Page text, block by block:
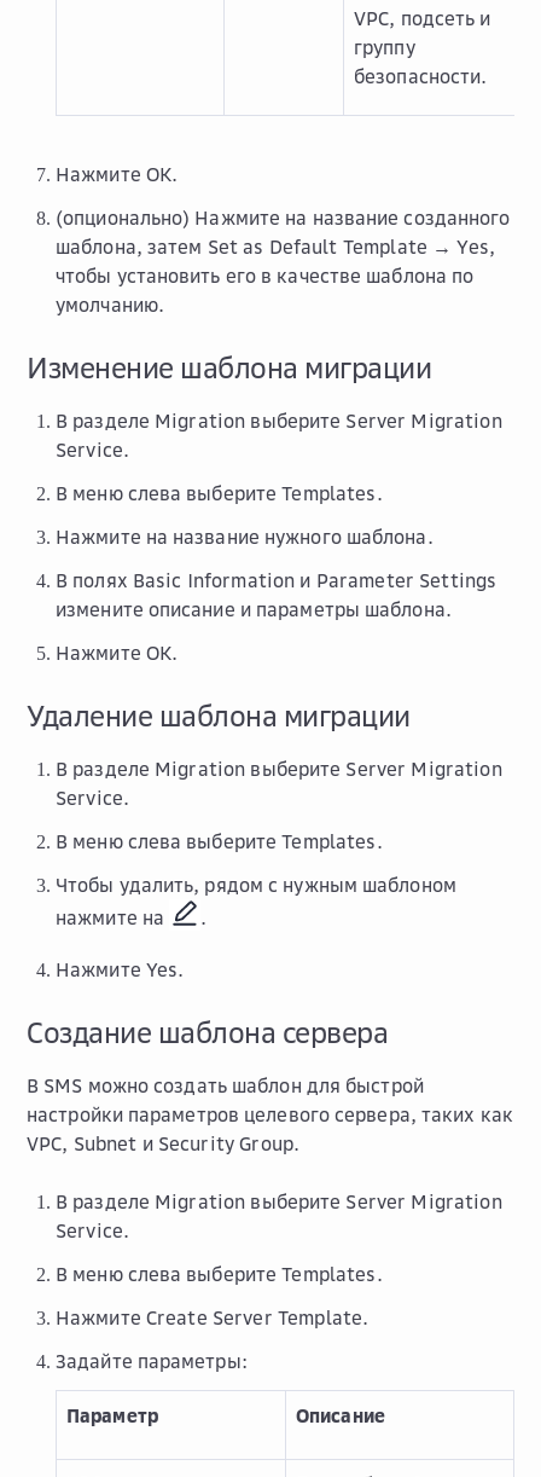
VPC, подсеть и
группу
безопасности.
Нажмите OK.
(опционально) Нажмите на название созданного
шаблона, затем Set as Default Template → Yes,
чтобы установить его в качестве шаблона по
умолчанию.
Изменение шаблона миграции
В разделе Migration выберите Server Migration
Service.
В меню слева выберитеTemplates.
Нажмите на название нужного шаблона.
В полях Basic Information и Parameter Settings
измените описание и параметры шаблона.
Нажмите OK.
Удаление шаблона миграции
В разделе Migration выберите Server Migration
Service.
В меню слева выберитеTemplates.
Чтобы удалить, рядом с нужным шаблоном
нажмите на
.
Нажмите Yes.
Создание шаблона сервера
В SMS можно создать шаблон для быстрой
настройки параметров целевого сервера, таких как
VPC, Subnet и Security Group.
В разделе Migration выберите Server Migration
Service.
В меню слева выберитеTemplates.
Нажмите Create Server Template.
Задайте параметры:
Параметр Описание